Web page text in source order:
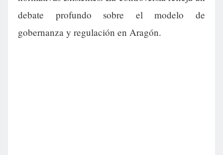
debate profundo sobre el modelo de
gobernanza y regulación en Aragón.